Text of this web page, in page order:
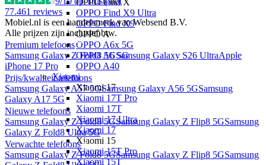
OPPO Find X
OPPO Find X9 Ultra
OPPO Find X9
OPPO A
OPPO A6x 5G
OPPO A6 5G
OPPO A40
Xiaomi
Xiaomi 17
Xiaomi 17T Pro
Xiaomi 17T
Xiaomi 17 Ultra
Xiaomi 17
Xiaomi 15
Xiaomi 15T Pro
Xiaomi 15T
77.461 reviews
Mobiel.nl is een handelsmerk van Websend B.V.
Alle prijzen zijn inclusief btw.
Premium telefoons
Samsung Galaxy Z Fold8 5GSamsung Galaxy S26 UltraApple
iPhone 17 Pro
Prijs/kwaliteit telefoons
Samsung Galaxy A57 5GSamsung Galaxy A56 5GSamsung
Galaxy A17 5G
Nieuwe telefoons
Samsung Galaxy Z Fold8 5GSamsung Galaxy Z Flip8 5GSamsung
Galaxy Z Fold8 Ultra 5G
Verwachte telefoons
Samsung Galaxy Z Fold8 5GSamsung Galaxy Z Flip8 5GSamsung